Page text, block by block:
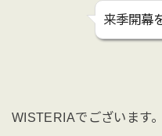
来季開幕
WISTERIAでございます。